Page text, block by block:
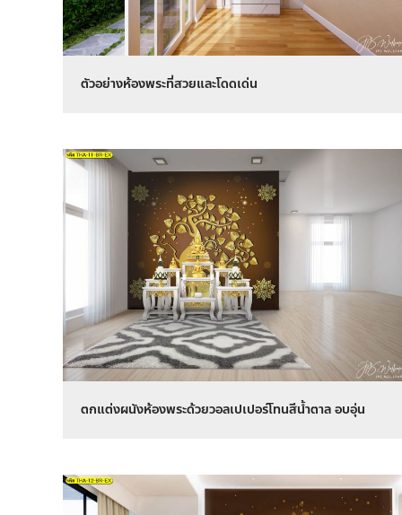
ตัวอย่างห้องพระที่สวยและโดดเด่น
ตกแต่งผนังห้องพระด้วยวอลเปเปอร์โทนสีน้ำตาล อบอุ่น